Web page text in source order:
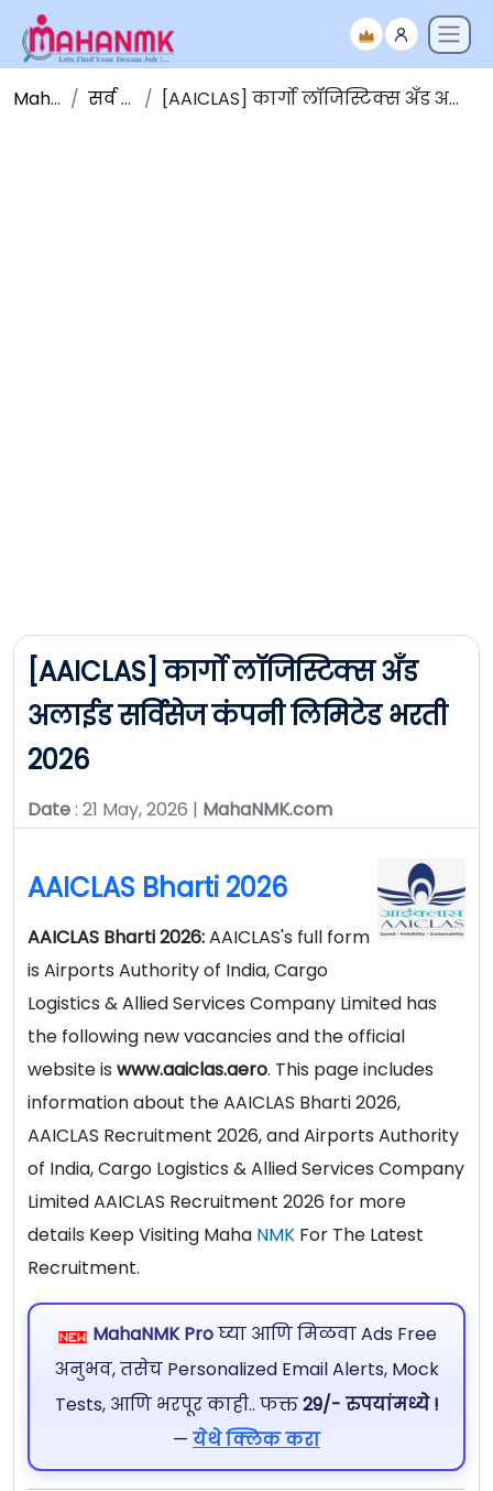
Maha NMK सर्व जाहिराती [AAICLAS] कार्गो लॉजिस्टिक्स अँड अलाईड सर्विसेज कंपनी लिमिटेड भरती 2026
[AAICLAS] कार्गो लॉजिस्टिक्स अँड
अलाईड सर्विसेज कंपनी लिमिटेड भरती
2026
Date: 21 May, 2026 | MahaNMK.com
AAICLAS Bharti 2026
AAICLAS Bharti 2026:AAICLAS's full form
is Airports Authority of India, Cargo
Logistics & Allied Services Company Limited has
the following new vacancies and the official
website is www.aaiclas.aero. This page includes
information about the AAICLAS Bharti 2026,
AAICLAS Recruitment 2026, and Airports Authority
of India, Cargo Logistics & Allied Services Company
Limited AAICLAS Recruitment 2026 for more
details Keep Visiting Maha NMK For The Latest
Recruitment.
MahaNMK Proघ्या आणि मिळवा Ads Free
अनुभव, तसेच Personalized Email Alerts, Mock
Tests, आणि भरपूर काही.. फक्त29/- रुपयांमध्ये !
— येथे क्लिक करा